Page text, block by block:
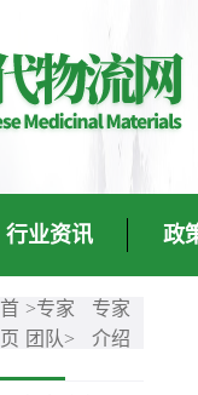
行业资讯 政
首
页
>专家
团队>
专家
介绍